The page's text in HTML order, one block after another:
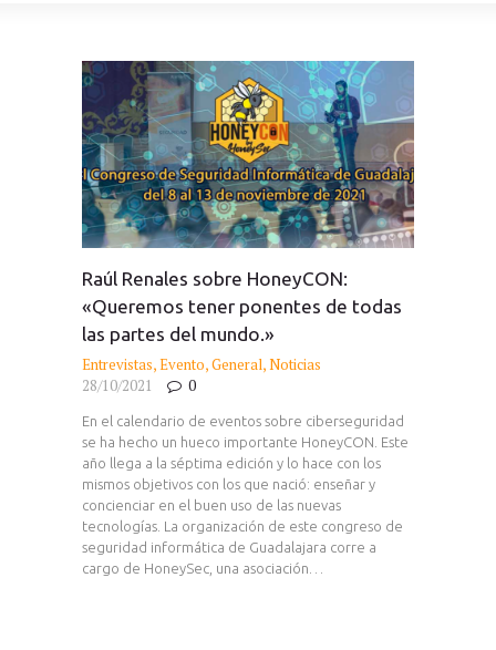
Raúl Renales sobre HoneyCON:
«Queremos tener ponentes de todas
las partes del mundo.»
Entrevistas,Evento,General,Noticias
28/10/2021
0
En el calendario de eventos sobre ciberseguridad
se ha hecho un hueco importante HoneyCON. Este
año llega a la séptima edición y lo hace con los
mismos objetivos con los que nació: enseñar y
concienciar en el buen uso de las nuevas
tecnologías. La organización de este congreso de
seguridad informática de Guadalajara corre a
cargo de HoneySec, una asociación…